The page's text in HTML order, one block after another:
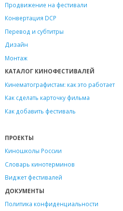
Продвижение на фестивали
Конвертация DCP
Перевод и субтитры
Дизайн
Монтаж
КАТАЛОГ КИНОФЕСТИВАЛЕЙ
Кинематографистам: как это работает
Как сделать карточку фильма
Как добавить фестиваль
ПРОЕКТЫ
Киношколы России
Словарь кинотерминов
Виджет фестивалей
ДОКУМЕНТЫ
Политика конфиденциальности